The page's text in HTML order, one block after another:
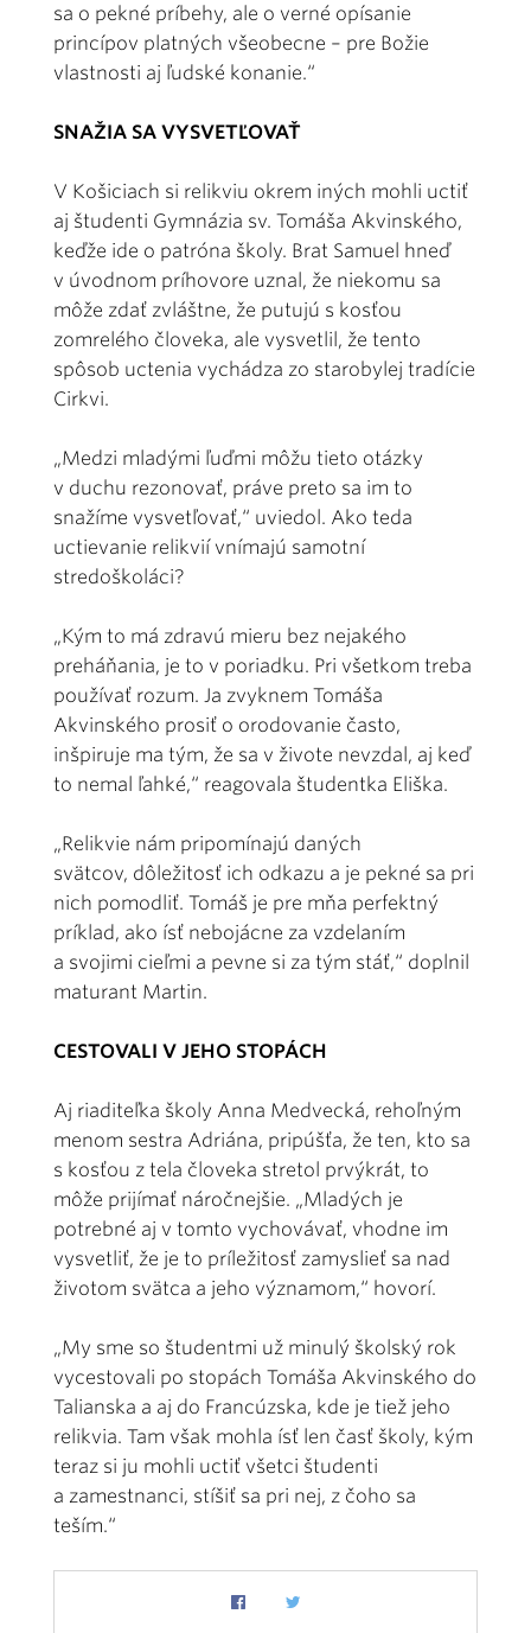
sa o pekné príbehy, ale o verné opísanie
princípov platných všeobecne – pre Božie
vlastnosti aj ľudské konanie.“
SNAŽIA SA VYSVETĽOVAŤ
V Košiciach si relikviu okrem iných mohli uctiť
aj študenti Gymnázia sv. Tomáša Akvinského,
keďže ide o patróna školy. Brat Samuel hneď
v úvodnom príhovore uznal, že niekomu sa
môže zdať zvláštne, že putujú s kosťou
zomrelého človeka, ale vysvetlil, že tento
spôsob uctenia vychádza zo starobylej tradície
Cirkvi.
„Medzi mladými ľuďmi môžu tieto otázky
v duchu rezonovať, práve preto sa im to
snažíme vysvetľovať,“ uviedol. Ako teda
uctievanie relikvií vnímajú samotní
stredoškoláci?
„Kým to má zdravú mieru bez nejakého
preháňania, je to v poriadku. Pri všetkom treba
používať rozum. Ja zvyknem Tomáša
Akvinského prosiť o orodovanie často,
inšpiruje ma tým, že sa v živote nevzdal, aj keď
to nemal ľahké,“ reagovala študentka Eliška.
„Relikvie nám pripomínajú daných
svätcov, dôležitosť ich odkazu a je pekné sa pri
nich pomodliť. Tomáš je pre mňa perfektný
príklad, ako ísť nebojácne za vzdelaním
a svojimi cieľmi a pevne si za tým stáť,“ doplnil
maturant Martin.
CESTOVALI V JEHO STOPÁCH
Aj riaditeľka školy Anna Medvecká, rehoľným
menom sestra Adriána, pripúšťa, že ten, kto sa
s kosťou z tela človeka stretol prvýkrát, to
môže prijímať náročnejšie. „Mladých je
potrebné aj v tomto vychovávať, vhodne im
vysvetliť, že je to príležitosť zamyslieť sa nad
životom svätca a jeho významom,“ hovorí.
„My sme so študentmi už minulý školský rok
vycestovali po stopách Tomáša Akvinského do
Talianska a aj do Francúzska, kde je tiež jeho
relikvia. Tam však mohla ísť len časť školy, kým
teraz si ju mohli uctiť všetci študenti
a zamestnanci, stíšiť sa pri nej, z čoho sa
teším.“